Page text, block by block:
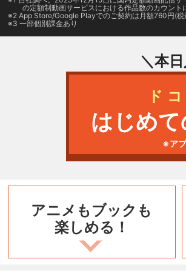
の定額制動画サービスにおける作品数のカウント
2 App Store/Google Playでのご契約は月額760円(税
3 一部個別課金あり
＼本
ド
はじめ
※ア
アニメもブックも
楽しめる！